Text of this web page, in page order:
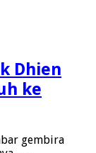
Dhien
ke
gembira